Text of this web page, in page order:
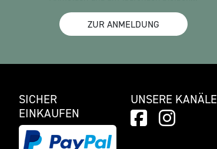
ZUR ANMELDUNG
SICHER
EINKAUFEN
UNSERE KANÄLE